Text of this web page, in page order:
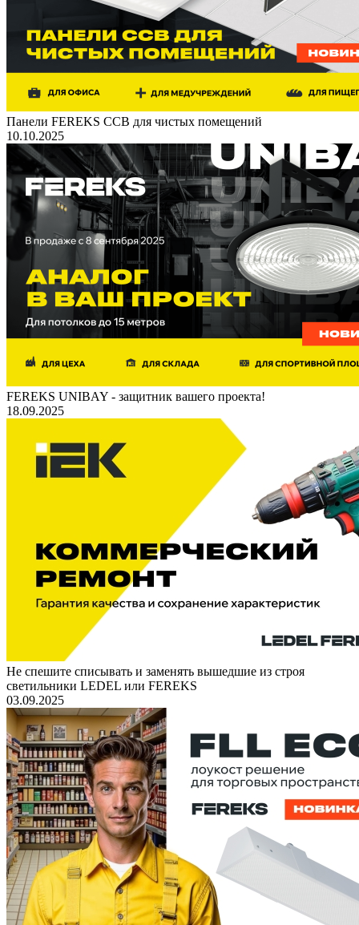
Панели FEREKS ССВ для чистых помещений
10.10.2025
FEREKS UNIBAY - защитник вашего проекта!
18.09.2025
Не спешите списывать и заменять вышедшие из строя
светильники LEDEL или FEREKS
03.09.2025